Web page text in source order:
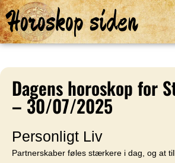
Horoskop siden
Dagens horoskop for
– 30/07/2025
Personligt Liv
Partnerskaber føles stærkere i dag, og at